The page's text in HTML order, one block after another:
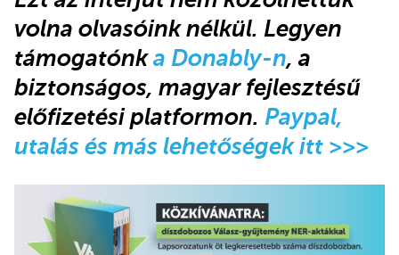
volna olvasóink nélkül. Legyen
támogatónka Donably-n, a
biztonságos, magyar fejlesztésű
előfizetési platformon. Paypal,
utalás és más lehetőségek itt >>>